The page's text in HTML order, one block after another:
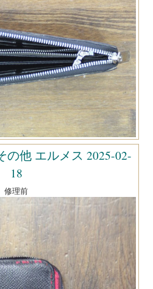
の他 エルメス 2025-02-
18
修理前